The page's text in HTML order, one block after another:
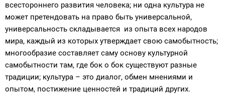
всестороннего развития человека; ни одна культура не
может претендовать на право быть универсальной,
универсальность складывается из опыта всех народов
мира, каждый из которых утверждает свою самобытность;
многообразие составляет саму основу культурной
самобытности там, где бок о бок существуют разные
традиции; культура – это диалог, обмен мнениями и
опытом, постижение ценностей и традиций других.